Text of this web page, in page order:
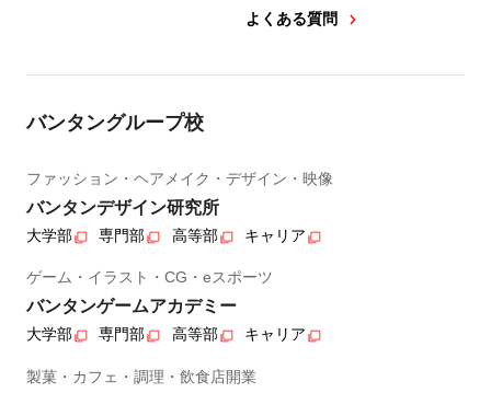
よくある質問
バンタングループ校
ファッション・ヘアメイク・デザイン・映像
バンタンデザイン研究所
大学部 専門部 高等部 キャリア
ゲーム・イラスト・CG・eスポーツ
バンタンゲームアカデミー
大学部 専門部 高等部 キャリア
製菓・カフェ・調理・飲食店開業